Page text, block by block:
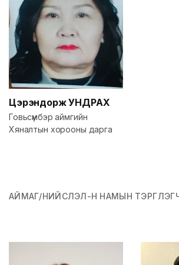
ЦэрэндоржУНДРАХ
Говьсүмбэр аймгийн
Хяналтын хорооны дарга
АЙМАГ/НИЙСЛЭЛ-Н НАМЫН